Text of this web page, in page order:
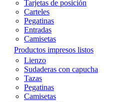
Tarjetas de posición
Carteles
Pegatinas
Entradas
Camisetas
Productos impresos listos
Lienzo
Sudaderas con capucha
Tazas
Pegatinas
Camisetas